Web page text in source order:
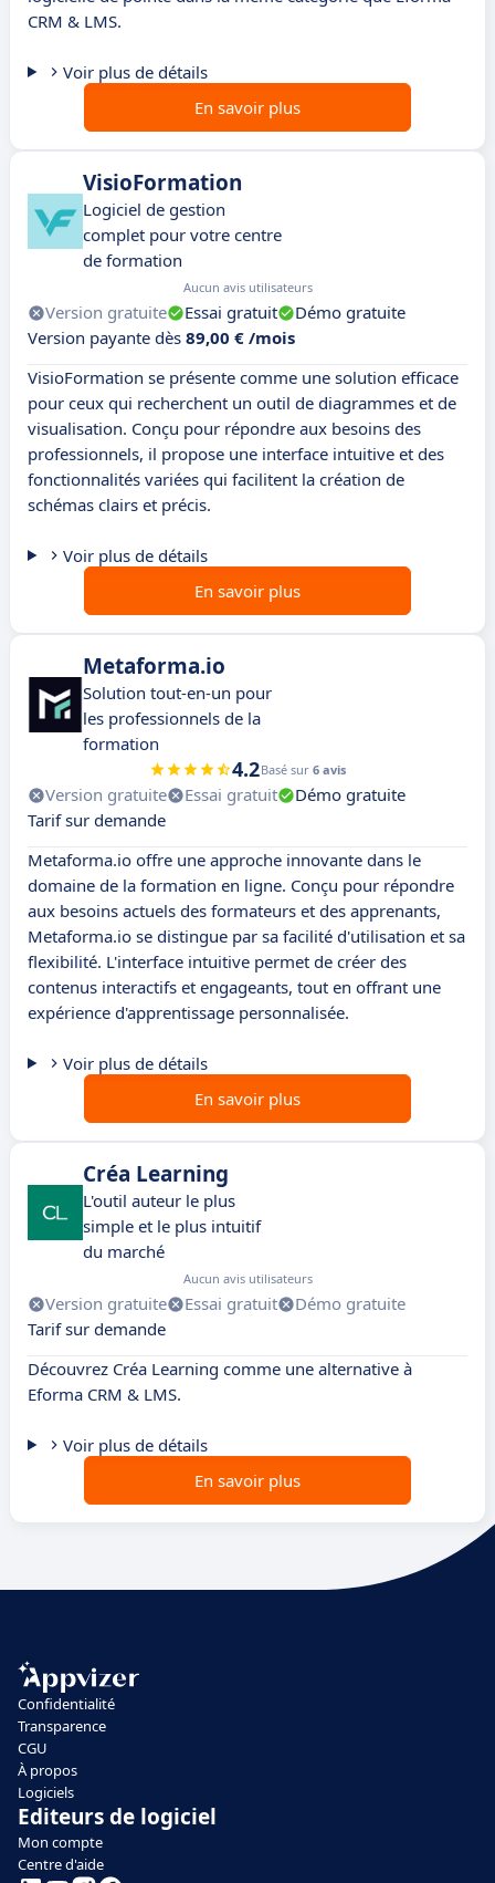
CRM & LMS.
Voir plus de détails
En savoir plus
VisioFormation
Logiciel de gestion
complet pour votre centre
de formation
Aucun avis utilisateurs
Version gratuite Essai gratuit
Démo gratuite
Version payante dès 89,00 € /mois
VisioFormation se présente comme une solution efficace
pour ceux qui recherchent un outil de diagrammes et de
visualisation. Conçu pour répondre aux besoins des
professionnels, il propose une interface intuitive et des
fonctionnalités variées qui facilitent la création de
schémas clairs et précis.
Voir plus de détails
En savoir plus
Metaforma.io
Solution tout-en-un pour
les professionnels de la
formation
4.2Basé sur 6 avis
Version gratuite Essai gratuit
Démo gratuite
Tarif sur demande
Metaforma.io offre une approche innovante dans le
domaine de la formation en ligne. Conçu pour répondre
aux besoins actuels des formateurs et des apprenants,
Metaforma.io se distingue par sa facilité d'utilisation et sa
flexibilité. L'interface intuitive permet de créer des
contenus interactifs et engageants, tout en offrant une
expérience d'apprentissage personnalisée.
Voir plus de détails
En savoir plus
Créa Learning
L'outil auteur le plus
simple et le plus intuitif
du marché
Aucun avis utilisateurs
Version gratuite Essai gratuit
Démo gratuite
Tarif sur demande
Découvrez Créa Learning comme une alternative à
Eforma CRM & LMS.
Voir plus de détails
En savoir plus
Confidentialité
Transparence
CGU
À propos
Logiciels
Editeurs de logiciel
Mon compte
Centre d'aide